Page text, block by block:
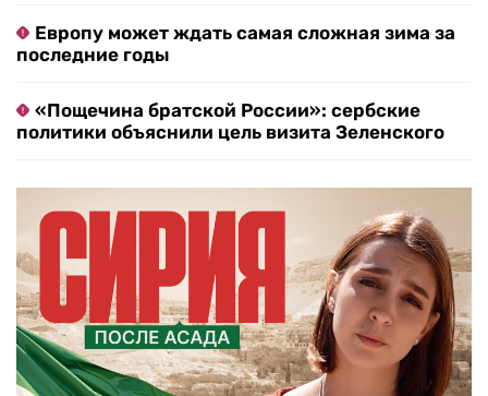
Европу может ждать самая сложная зима за
последние годы
«Пощечина братской России»: сербские
политики объяснили цель визита Зеленского